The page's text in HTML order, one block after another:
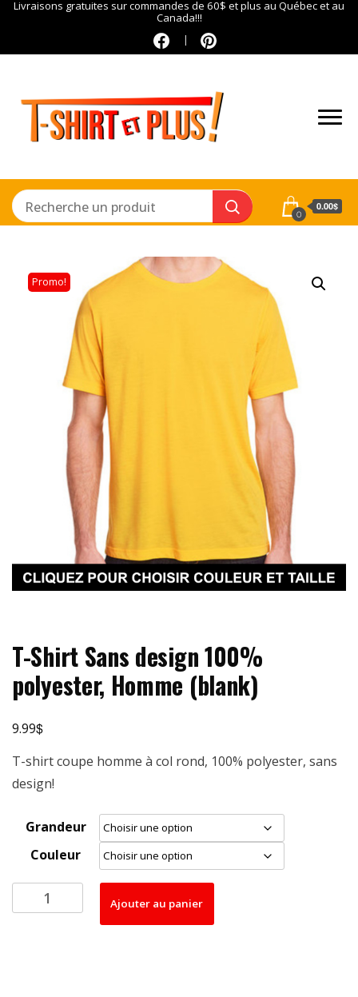
Livraisons gratuites sur commandes de 60$ et plus au Québec et au
Canada!!!
0
0.00$
Promo!
T-Shirt Sans design 100%
polyester, Homme (blank)
9.99$
T-shirt coupe homme à col rond, 100% polyester, sans
design!
Grandeur
Couleur
quantité
de
Ajouter au panier